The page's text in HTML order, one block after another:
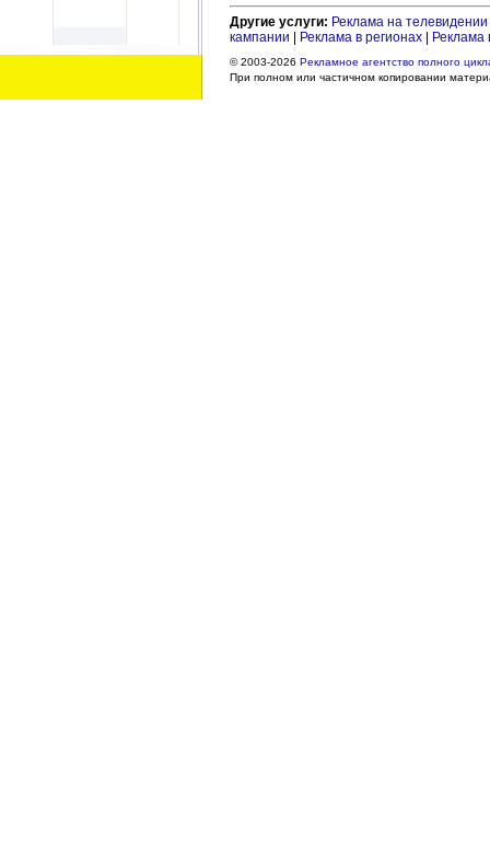
Другие услуги: Реклама на телевидении
кампании
Реклама в регионах Реклама
© 2003-2026 Рекламное агентство полного
При полном или частичном копировании